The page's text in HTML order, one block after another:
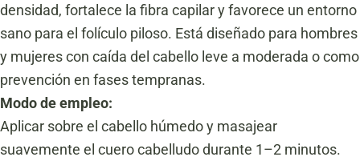
densidad, fortalece la fibra capilar y favorece un entorno
sano para el folículo piloso. Está diseñado para hombres
y mujeres con caída del cabello leve a moderada o como
prevención en fases tempranas.
Modo de empleo:
Aplicar sobre el cabello húmedo y masajear
suavemente el cuero cabelludo durante 1–2 minutos.